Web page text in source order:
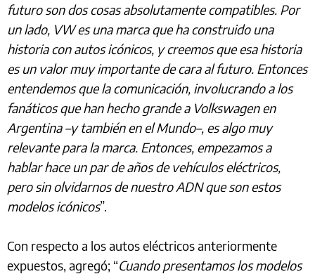
futuro son dos cosas absolutamente compatibles. Por
un lado, VW es una marca que ha construido una
historia con autos icónicos, y creemos que esa historia
es un valor muy importante de cara al futuro. Entonces
entendemos que la comunicación, involucrando a los
fanáticos que han hecho grande a Volkswagen en
Argentina –y también en el Mundo–, es algo muy
relevante para la marca. Entonces, empezamos a
hablar hace un par de años de vehículos eléctricos,
pero sin olvidarnos de nuestro ADN que son estos
modelos icónicos”.
Con respecto a los autos eléctricos anteriormente
expuestos, agregó; “Cuando presentamos los modelos